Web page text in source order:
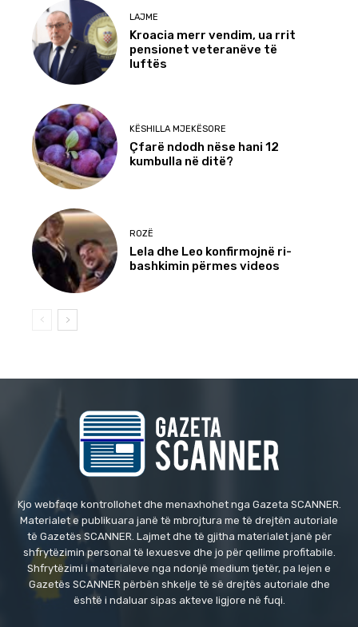
LAJME
Kroacia merr vendim, ua rrit
pensionet veteranëve të
luftës
KËSHILLA MJEKËSORE
Çfarë ndodh nëse hani 12
kumbulla në ditë?
ROZË
Lela dhe Leo konfirmojnë ri-
bashkimin përmes videos
Kjo webfaqe kontrollohet dhe menaxhohet nga Gazeta SCANNER.
Materialet e publikuara janë të mbrojtura me të drejtën autoriale
të Gazetës SCANNER. Lajmet dhe të gjitha materialet janë për
shfrytëzimin personal të lexuesve dhe jo për qellime profitabile.
Shfrytëzimi i materialeve nga ndonjë medium tjetër, pa lejen e
Gazetës SCANNER përbën shkelje të së drejtës autoriale dhe
është i ndaluar sipas akteve ligjore në fuqi.